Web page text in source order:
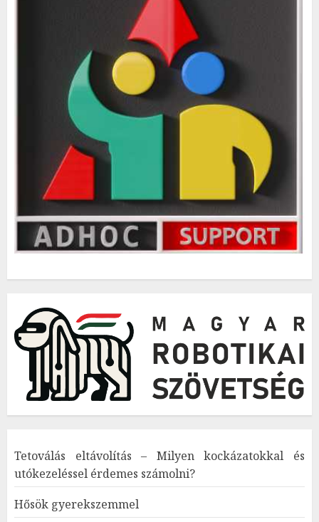
Tetoválás eltávolítás – Milyen kockázatokkal és
utókezeléssel érdemes számolni?
Hősök gyerekszemmel